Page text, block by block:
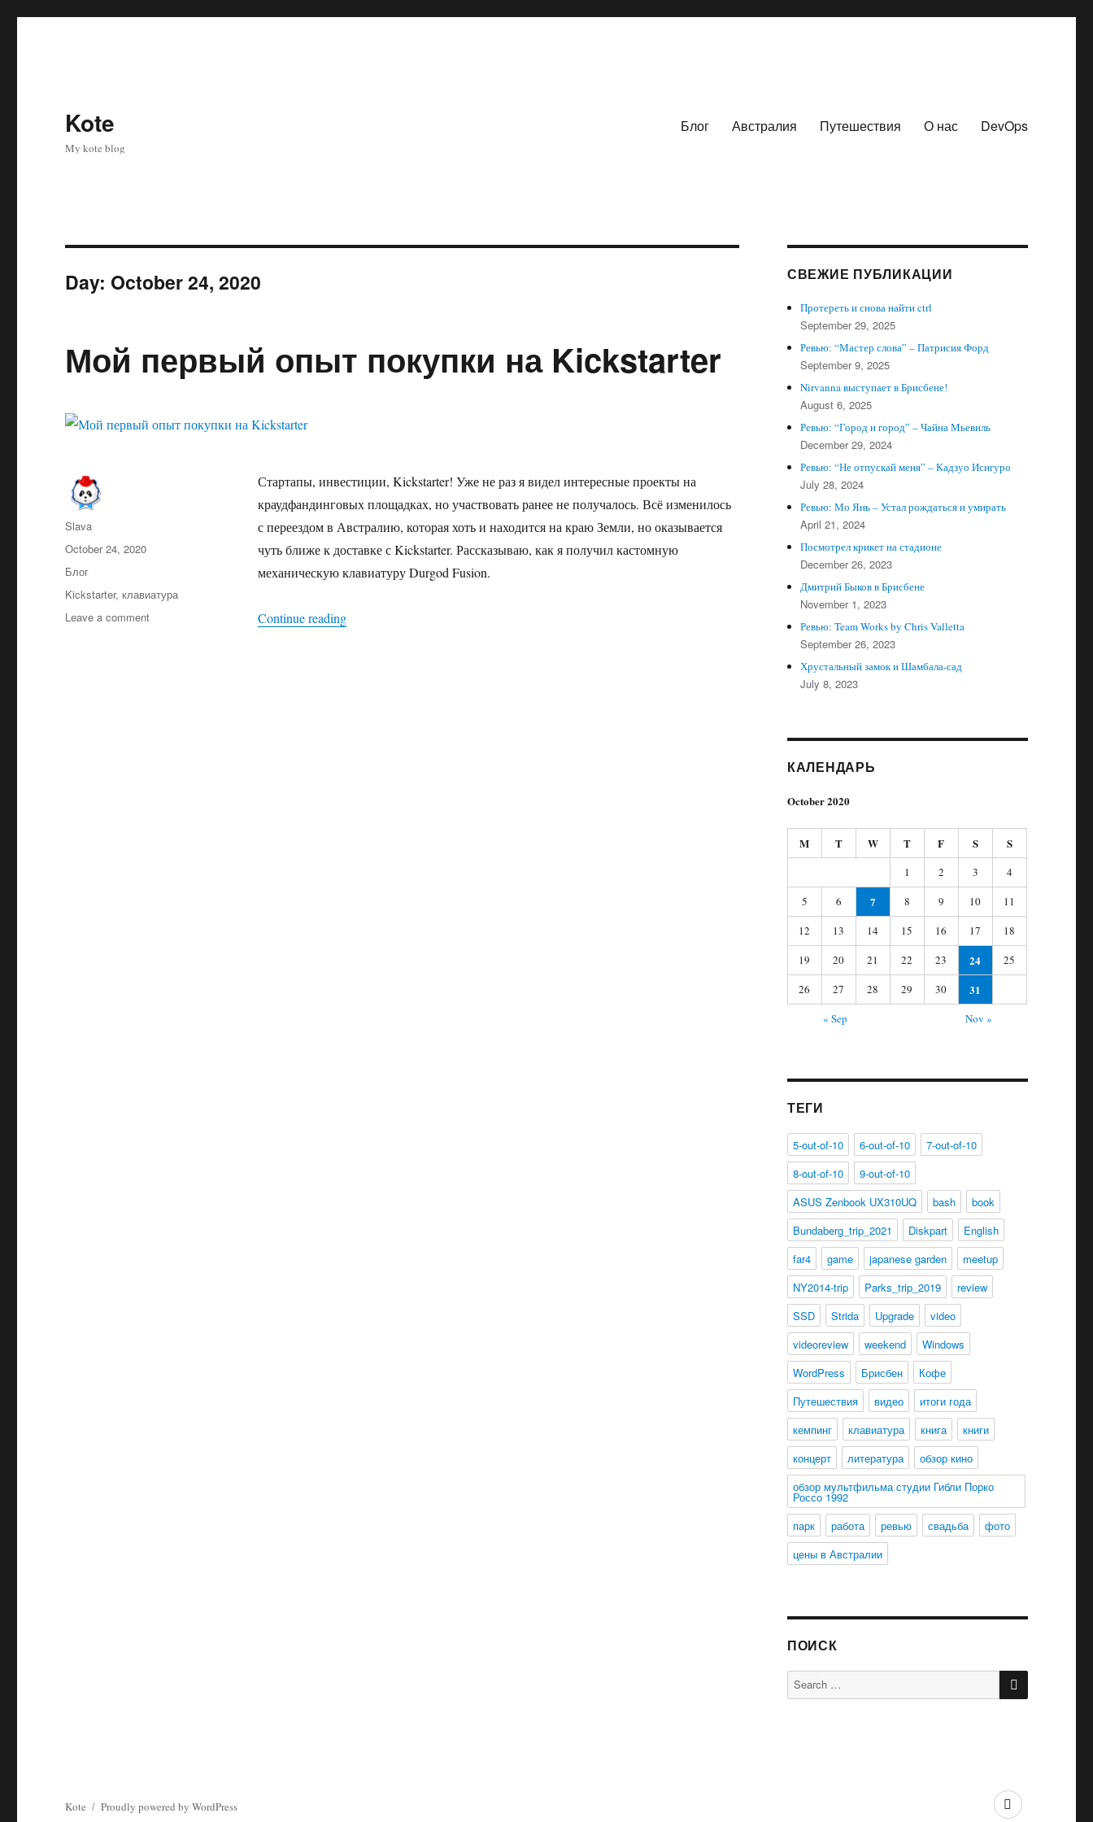
Kote
My kote blog
Блог Австралия Путешествия О нас DevOps
Day: October 24, 2020
Мой первый опыт покупки на Kickstarter
Стартапы, инвестиции, Kickstarter! Уже не раз я видел интересные проекты на
краудфандинговых площадках, но участвовать ранее не получалось. Всё изменилось
с переездом в Австралию, которая хоть и находится на краю Земли, но оказывается
чуть ближе к доставке с Kickstarter. Рассказываю, как я получил кастомную
механическую клавиатуру Durgod Fusion.
Continue reading“Мой первый опыт покупки на Kickstarter”
Author
Slava
Posted
on
October 24, 2020
Categories
Блог
Tags
Kickstarter, клавиатура
Leave a comment
СВЕЖИЕ ПУБЛИКАЦИИ
Протереть и снова найти ctrl
September 29, 2025
Ревью: “Мастер слова” – Патрисия Форд
September 9, 2025
Nirvanna выступает в Брисбене!
August 6, 2025
Ревью: “Город и город” – Чайна Мьевиль
December 29, 2024
Ревью: “Не отпускай меня” – Кадзуо Исигуро
July 28, 2024
Ревью: Мо Янь – Устал рождаться и умирать
April 21, 2024
Посмотрел крикет на стадионе
December 26, 2023
Дмитрий Быков в Брисбене
November 1, 2023
Ревью: Team Works by Chris Valletta
September 26, 2023
Хрустальный замок и Шамбала-сад
July 8, 2023
КАЛЕНДАРЬ
October 2020
M T W T F S S
1 2 3
4
5
6 7 8 9 10
11
12
13 14 15 16 17
18
19
20 21 22 23 24
25
26
27 28 29 30 31
« Sep Nov »
ТЕГИ
5-out-of-10 6-out-of-10
7-out-of-10
8-out-of-10
9-out-of-10
ASUS Zenbook UX310UQ
bash
book
Bundaberg_trip_2021
Diskpart
English
far4
game japanese garden
meetup
NY2014-trip
Parks_trip_2019
review
SSD
Strida Upgrade
video
videoreview
weekend
Windows
WordPress
Брисбен
Кофе
Путешествия
видео
итоги года
кемпинг
клавиатура книга
книги
концерт
литература
обзор кино
обзор мультфильма студии Гибли Порко
Россо 1992
парк
работа ревью свадьба
фото
цены в Австралии
ПОИСК
Search
for:
SEARCH
Австралия
Kote Proudly powered by WordPress